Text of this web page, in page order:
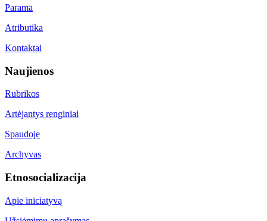
Parama
Atributika
Kontaktai
Naujienos
Rubrikos
Artėjantys renginiai
Spaudoje
Archyvas
Etnosocializacija
Apie iniciatyvą